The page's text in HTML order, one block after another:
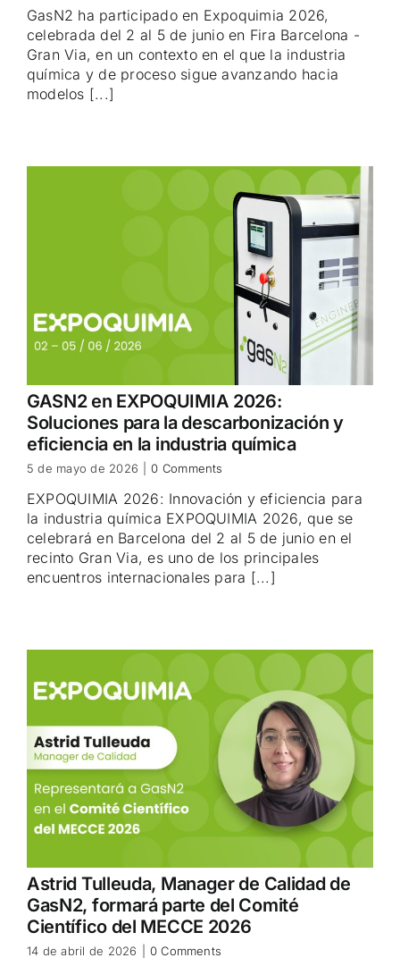
GasN2 ha participado en Expoquimia 2026,
celebrada del 2 al 5 de junio en Fira Barcelona -
Gran Via, en un contexto en el que la industria
química y de proceso sigue avanzando hacia
modelos [...]
GASN2 en EXPOQUIMIA 2026:
Soluciones para la descarbonización y
eficiencia en la industria química
5 de mayo de 2026 0 Comments
EXPOQUIMIA 2026: Innovación y eficiencia para
la industria química EXPOQUIMIA 2026, que se
celebrará en Barcelona del 2 al 5 de junio en el
recinto Gran Via, es uno de los principales
encuentros internacionales para [...]
Astrid Tulleuda, Manager de Calidad de
GasN2, formará parte del Comité
Científico del MECCE 2026
14 de abril de 2026 0 Comments